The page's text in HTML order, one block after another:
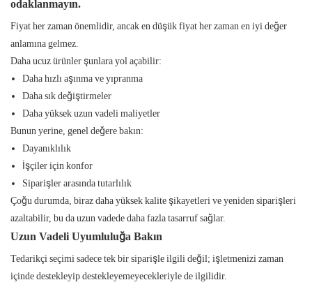
odaklanmayın.
Fiyat her zaman önemlidir, ancak en düşük fiyat her zaman en iyi değer
anlamına gelmez.
Daha ucuz ürünler şunlara yol açabilir:
Daha hızlı aşınma ve yıpranma
Daha sık değiştirmeler
Daha yüksek uzun vadeli maliyetler
Bunun yerine, genel değere bakın:
Dayanıklılık
İşçiler için konfor
Siparişler arasında tutarlılık
Çoğu durumda, biraz daha yüksek kalite şikayetleri ve yeniden siparişleri
azaltabilir, bu da uzun vadede daha fazla tasarruf sağlar.
Uzun Vadeli Uyumluluğa Bakın
Tedarikçi seçimi sadece tek bir siparişle ilgili değil; işletmenizi zaman
içinde destekleyip destekleyemeyecekleriyle de ilgilidir.